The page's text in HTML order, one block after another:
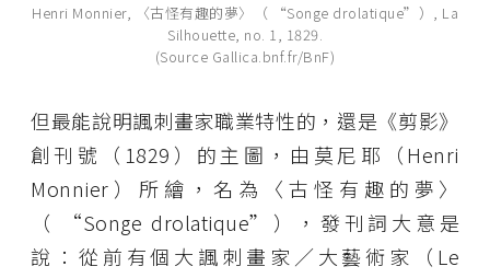
Henri Monnier, 〈古怪有趣的夢〉（ “Songe drolatique”）, La
Silhouette, no. 1, 1829.
(Source Gallica.bnf.fr/BnF)
但最能說明諷刺畫家職業特性的，還是《剪影》
創刊號（1829）的主圖，由莫尼耶（Henri
Monnier）所繪，名為〈古怪有趣的夢〉
（ “Songe drolatique”），發刊詞大意是
說：從前有個大諷刺畫家／大藝術家（Le